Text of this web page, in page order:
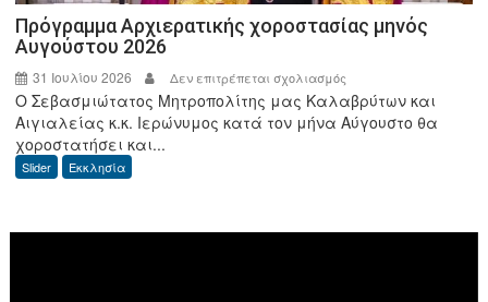
Πρόγραμμα Αρχιερατικής χοροστασίας μηνός
Αυγούστου 2026
31 Ιουλίου 2026 Δεν επιτρέπεται σχολιασμός
Πρόγραμμα
Αρχιερατικής
Ο Σεβασμιώτατος Μητροπολίτης μας Καλαβρύτων και
Αιγιαλείας κ.κ. Ιερώνυμος κατά τον μήνα Αύγουστο θα
χοροστατήσει και...
Slider Εκκλησία